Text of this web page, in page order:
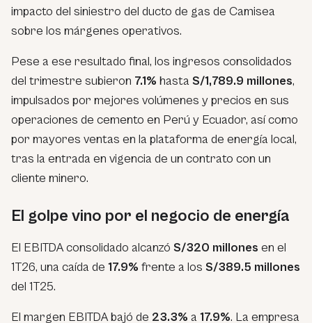
impacto del siniestro del ducto de gas de Camisea
sobre los márgenes operativos.
Pese a ese resultado final, los ingresos consolidados
del trimestre subieron 7.1% hasta S/1,789.9 millones,
impulsados por mejores volúmenes y precios en sus
operaciones de cemento en Perú y Ecuador, así como
por mayores ventas en la plataforma de energía local,
tras la entrada en vigencia de un contrato con un
cliente minero.
El golpe vino por el negocio de energía
El EBITDA consolidado alcanzó S/320 millones en el
1T26, una caída de 17.9% frente a los S/389.5 millones
del 1T25.
El margen EBITDA bajó de 23.3% a 17.9%. La empresa